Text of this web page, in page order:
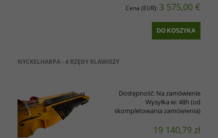
Cena (EUR): 3 575,00 €
DO KOSZYKA
NYCKELHARPA - 4 RZĘDY KLAWISZY
Dostępność: Na zamówienie
Wysyłka w:48h (od
skompletowania zamówienia)
19 140,79 zł